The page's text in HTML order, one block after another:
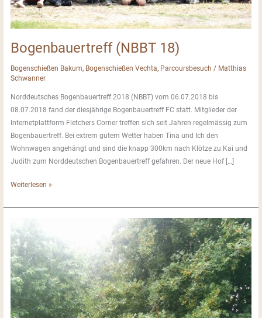
Bogenbauertreff (NBBT 18)
Bogenschießen Bakum, Bogenschießen Vechta, Parcoursbesuch / Matthias
Schwanner
Norddeutsches Bogenbauertreff 2018 (NBBT) vom 06.07.2018 bis
08.07.2018 fand der diesjährige Bogenbauertreff FC statt. Mitglieder der
Internetplattform Fletchers Corner treffen sich seit Jahren regelmässig zum
Bogenbauertreff. Bei extrem gutem Wetter haben Tina und Ich den
Wohnwagen angehängt und sind die knapp 300km nach Klötze zu Kai und
Judith zum Norddeutschen Bogenbauertreff gefahren. Der neue Hof […]
Bogenbauertreff
18)
Weiterlesen »